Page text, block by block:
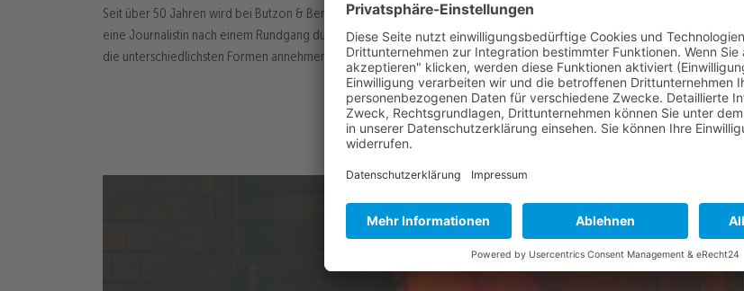
Seit über 50 Jahren wird bei Butzon & Bercker Bronze gegossen. Unsere sprichwörtliche „Kunst aus dem Feuer“, wie es
eine Journalistin nach einem Rundgang durch die Gießerei einmal so treffend beschrieb, kann am Hoogeweg in Kevelaer
die unterschiedlichsten Formen annehmen.